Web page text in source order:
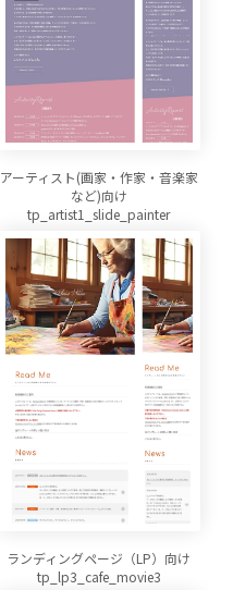
アーティスト(画家・作家・音楽家
など)向け
tp_artist1_slide_painter
ランディングページ（LP）向け
tp_lp3_cafe_movie3